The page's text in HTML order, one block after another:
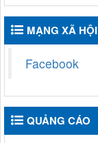
MẠNG XÃ HỘI
Facebook
QUẢNG CÁO